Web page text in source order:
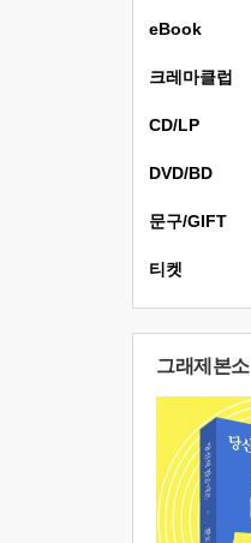
eBook
크레마클럽
CD/LP
DVD/BD
문구/GIFT
티켓
그래제본소